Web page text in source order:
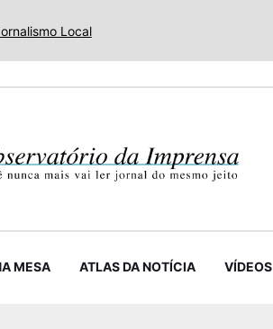
Local
MESA ATLAS DA NOTÍCIA VÍDEOS